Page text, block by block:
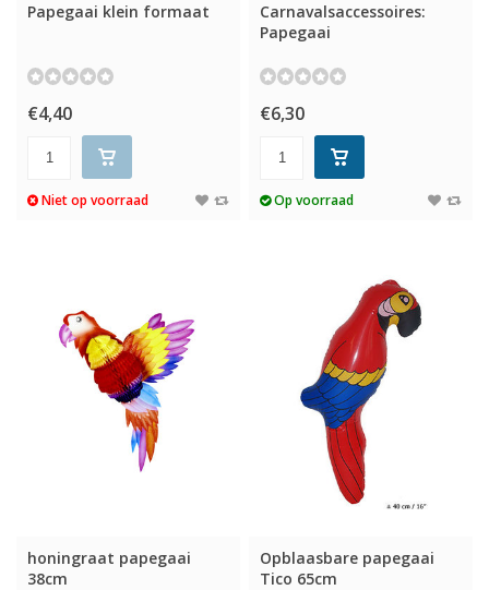
Papegaai klein formaat
€4,40
Niet op voorraad
Carnavalsaccessoires:
Papegaai
€6,30
Op voorraad
honingraat papegaai
38cm
Opblaasbare papegaai
Tico 65cm